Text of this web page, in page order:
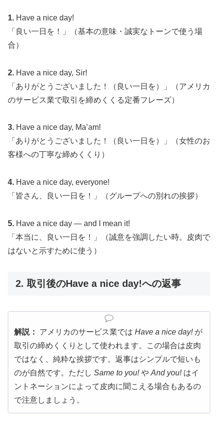
1. Have a nice day!
「良い一日を！」（基本の意味・誠実なトーンで使う場
合）
2. Have a nice day, Sir!
「ありがとうございました！（良い一日を）」（アメリカ
のサービス業で取引を締めくくる定番フレーズ）
3. Have a nice day, Ma’am!
「ありがとうございました！（良い一日を）」（女性のお
客様への丁寧な締めくくり）
4. Have a nice day, everyone!
「皆さん、良い一日を！」（グループへの別れの挨拶）
5. Have a nice day — and I mean it!
「本当に、良い一日を！」（誠意を強調したい時。皮肉で
はないと示すために使う）
2. 取引後のHave a nice day!への返事
解説： アメリカのサービス業では Have a nice day!が
取引の締めくくりとして使われます。この場合は皮肉
ではなく、純粋な挨拶です。返事はシンプルで短いも
のが自然です。ただし Same to you!や And you!はイ
ントネーションによって皮肉に聞こえる場合もあるの
で注意しましょう。